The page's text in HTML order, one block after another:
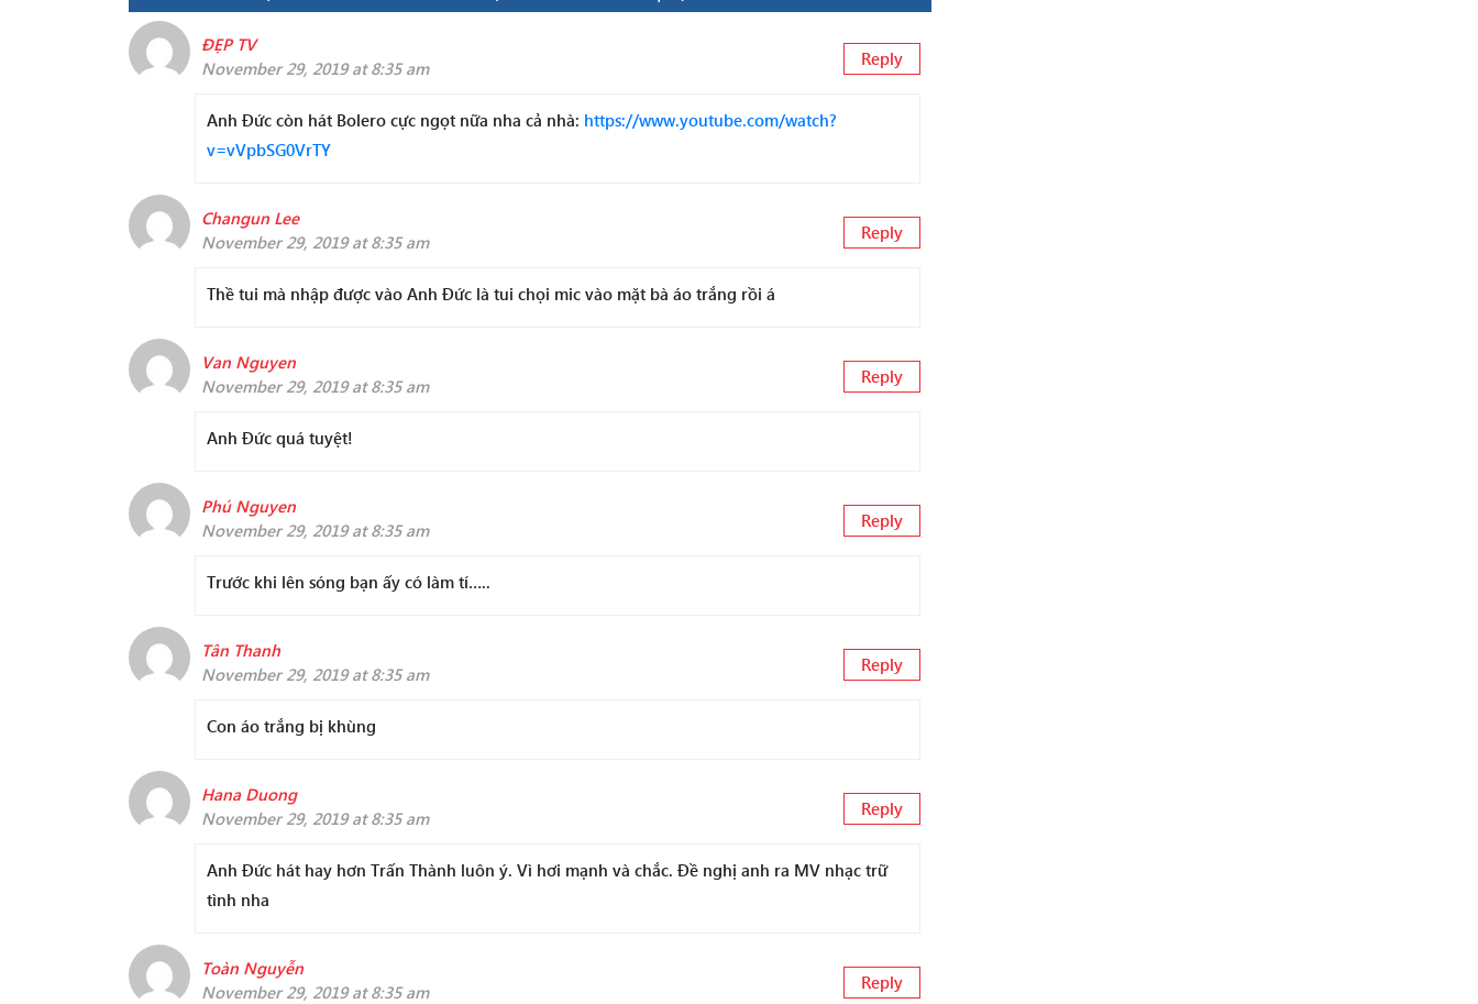
ĐẸP TV
November 29, 2019 at 8:35 am
Reply
Anh Đức còn hát Bolero cực ngọt nữa nha cả nhà: https://www.youtube.com/watch?
v=vVpbSG0VrTY
Changun Lee
November 29, 2019 at 8:35 am
Reply
Thề tui mà nhập được vào Anh Đức là tui chọi mic vào mặt bà áo trắng rồi á
Van Nguyen
November 29, 2019 at 8:35 am
Reply
Anh Đức quá tuyệt!
Phú Nguyen
November 29, 2019 at 8:35 am
Reply
Trước khi lên sóng bạn ấy có làm tí…..
Tân Thanh
November 29, 2019 at 8:35 am
Reply
Con áo trắng bị khùng
Hana Duong
November 29, 2019 at 8:35 am
Reply
Anh Đức hát hay hơn Trấn Thành luôn ý. Vì hơi mạnh và chắc. Đề nghị anh ra MV nhạc trữ
tình nha
Toàn Nguyễn
November 29, 2019 at 8:35 am
Reply